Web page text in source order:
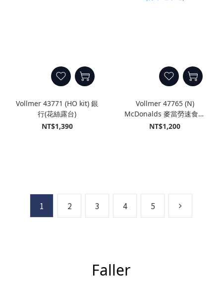
Vollmer 43771 (HO kit) 銀
行(花絲露台)
NT$1,390
Vollmer 47765 (N)
McDonalds 麥當勞速食店
(得來速車道)
NT$1,200
1 2 3 4 5
Faller